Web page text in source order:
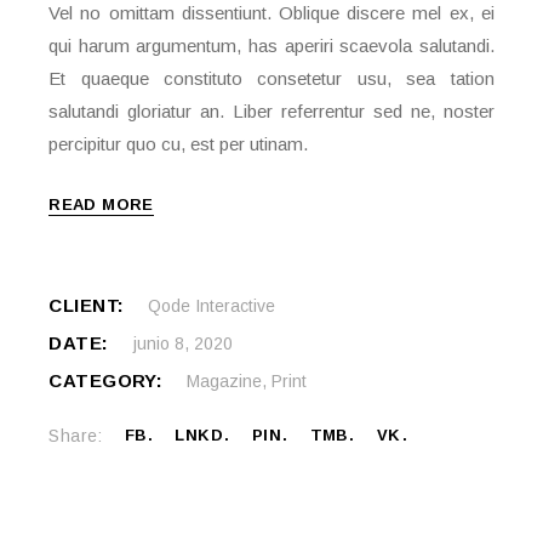
Vel no omittam dissentiunt. Oblique discere mel ex, ei
qui harum argumentum, has aperiri scaevola salutandi.
Et quaeque constituto consetetur usu, sea tation
salutandi gloriatur an. Liber referrentur sed ne, noster
percipitur quo cu, est per utinam.
READ MORE
CLIENT: Qode Interactive
DATE: junio 8, 2020
CATEGORY: Magazine, Print
Share: FB LNKD PIN TMB VK